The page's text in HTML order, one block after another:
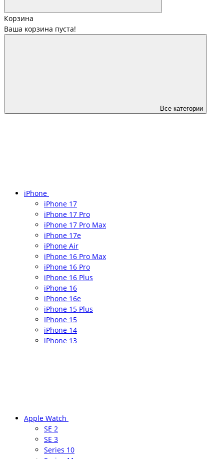
Корзина
Ваша корзина пуста!
Все категории
iPhone
iPhone 17
iPhone 17 Pro
iPhone 17 Pro Max
iPhone 17e
iPhone Air
iPhone 16 Pro Max
iPhone 16 Pro
iPhone 16 Plus
iPhone 16
iPhone 16e
iPhone 15 Plus
IPhone 15
iPhone 14
iPhone 13
Apple Watch
SE 2
SE 3
Series 10